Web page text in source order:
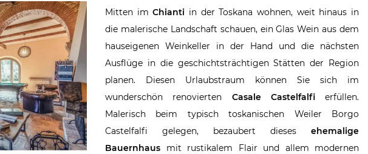
Mitten imChianti in derToskanawohnen, weit hinaus in
die malerische Landschaft schauen, ein Glas Wein aus dem
hauseigenen Weinkeller in der Hand und die nächsten
Ausflüge in die geschichtsträchtigen Stätten der Region
planen. Diesen Urlaubstraum können Sie sich im
wunderschön renovierten Casale Castelfalfierfüllen.
Malerisch beim typisch toskanischen Weiler Borgo
Castelfalfi gelegen, bezaubert dieses ehemalige
Bauernhaus mit rustikalem Flair und allem modernen